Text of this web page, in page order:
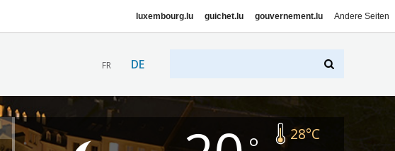
luxembourg.lu guichet.lu gouvernement.lu Andere Seiten
FR DE
28°C